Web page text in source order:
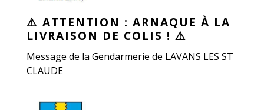
⚠️ ATTENTION : ARNAQUE À LA
LIVRAISON DE COLIS ! ⚠️
Message de la Gendarmerie de LAVANS LES ST
CLAUDE